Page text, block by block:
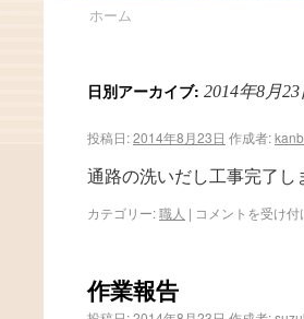
ホーム
日別アーカイブ: 2014年8月23
投稿日:2014年8月23日 作成者:
通路の洗いだし工事完了し
カテゴリー:職人 | コメントを受け
作業報告